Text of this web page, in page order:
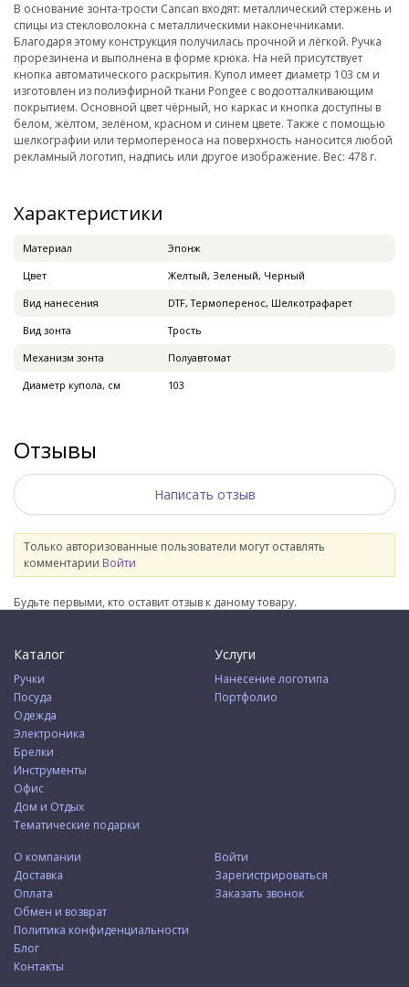
В основание зонта-трости Cancan входят: металлический стержень и
спицы из стекловолокна с металлическими наконечниками.
Благодаря этому конструкция получилась прочной и лёгкой. Ручка
прорезинена и выполнена в форме крюка. На ней присутствует
кнопка автоматического раскрытия. Купол имеет диаметр 103 см и
изготовлен из полиэфирной ткани Pongee с водоотталкивающим
покрытием. Основной цвет чёрный, но каркас и кнопка доступны в
белом, жёлтом, зелёном, красном и синем цвете. Также с помощью
шелкографии или термопереноса на поверхность наносится любой
рекламный логотип, надпись или другое изображение. Вес: 478 г.
Характеристики
Материал
Эпонж
Цвет
Желтый, Зеленый, Черный
Вид нанесения
DTF, Термоперенос, Шелкотрафарет
Вид зонта
Трость
Механизм зонта
Полуавтомат
Диаметр купола, см
103
Отзывы
Написать отзыв
Только авторизованные пользователи могут оставлять
комментарии Войти
Будьте первыми, кто оставит отзыв к даному товару.
Каталог
Ручки
Посуда
Одежда
Электроника
Брелки
Инструменты
Офис
Дом и Отдых
Тематические подарки
Услуги
Нанесение логотипа
Портфолио
О компании
Доставка
Оплата
Обмен и возврат
Политика конфиденциальности
Блог
Контакты
Войти
Зарегистрироваться
Заказать звонок